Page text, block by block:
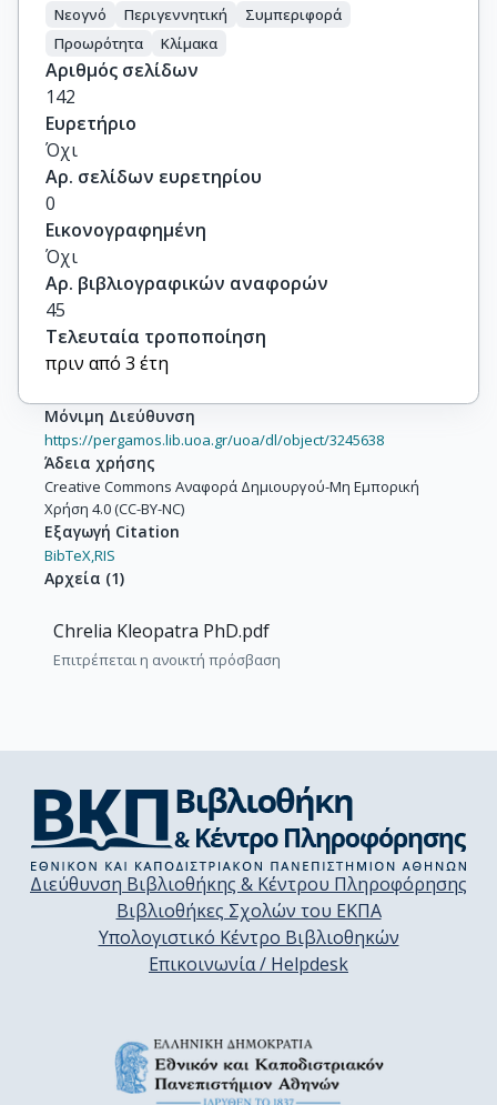
Νεογνό Περιγεννητική
Συμπεριφορά
Προωρότητα
Κλίμακα
Αριθμός σελίδων
142
Ευρετήριο
Όχι
Αρ. σελίδων ευρετηρίου
0
Εικονογραφημένη
Όχι
Αρ. βιβλιογραφικών αναφορών
45
Τελευταία τροποποίηση
πριν από 3 έτη
Μόνιμη Διεύθυνση
https://pergamos.lib.uoa.gr/uoa/dl/object/3245638
Άδεια χρήσης
Creative Commons Αναφορά Δημιουργού-Μη Εμπορική
Χρήση 4.0 (CC-BY-NC)
Εξαγωγή Citation
BibTeX,RIS
Αρχεία (1)
Chrelia Kleopatra PhD.pdf
Επιτρέπεται η ανοικτή πρόσβαση
Διεύθυνση Βιβλιοθήκης & Κέντρου Πληροφόρησης
Βιβλιοθήκες Σχολών του ΕΚΠΑ
Υπολογιστικό Κέντρο Βιβλιοθηκών
Επικοινωνία / Helpdesk